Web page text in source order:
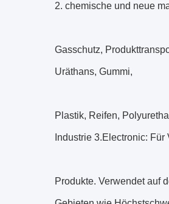
2. chemische und neue
Gasschutz,
Uräthans, Gummi,
Plastik, Reifen,
Industrie 3.Electronic:
Produkte. Verwendet auf